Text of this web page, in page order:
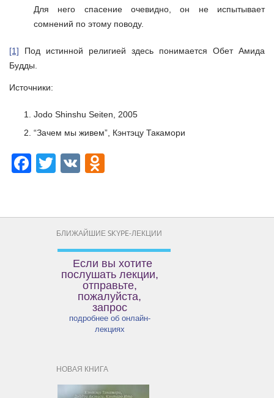
Для него спасение очевидно, он не испытывает
сомнений по этому поводу.
[1] Под истинной религией здесь понимается Обет Амида
Будды.
Источники:
Jodo Shinshu Seiten, 2005
“Зачем мы живем”, Кэнтэцу Такамори
Facebook
Twitter
VK
БЛИЖАЙШИЕ SKYPE-ЛЕКЦИИ
Если вы хотите
послушать лекции,
отправьте,
пожалуйста,
запрос
подробнее об онлайн-
лекциях
НОВАЯ КНИГА